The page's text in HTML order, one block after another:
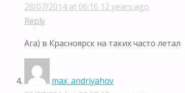
28/07/2014 at 06:16 12 years ago
Reply
Ага) в Красноярск на таких часто летал
max_andriyahov